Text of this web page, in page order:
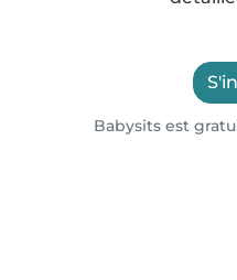
Babysits est